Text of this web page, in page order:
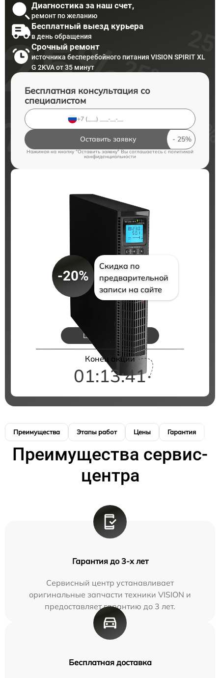
Диагностика за наш счет,
ремонт по желанию
Бесплатный выезд курьера
в день обращения
Срочный ремонт
источника бесперебойного питания VISION SPIRIT XL
G 2KVA от 35 минут
Бесплатная консультация со
специалистом
Оставить заявку
Нажимая на кнопку "Оставить заявку" Вы соглашаетесь cполитикой
конфиденциальности
-20%
Скидка по
предварительной
записи на сайте
Цены на ремонт
Конец акции
01:13:40
Преимущества Этапы работ Цены Гарантия
Преимущества сервис-
центра
Гарантия до 3-х лет
Сервисный центр устанавливает
оригинальные запчасти техники VISION и
предоставляет гарантию до 3 лет.
Бесплатная доставка